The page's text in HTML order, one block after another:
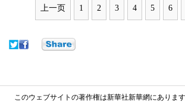
上一页 1 2 3 4 5 6
このウェブサイトの著作権は新華社新華網にありま